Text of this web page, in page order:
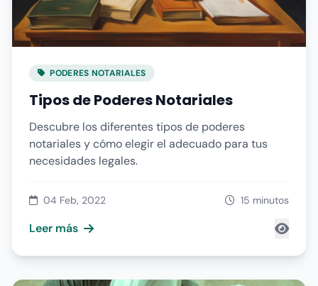
PODERES NOTARIALES
Tipos de Poderes Notariales
Descubre los diferentes tipos de poderes
notariales y cómo elegir el adecuado para tus
necesidades legales.
04 Feb, 2022 15 minutos
Leer más